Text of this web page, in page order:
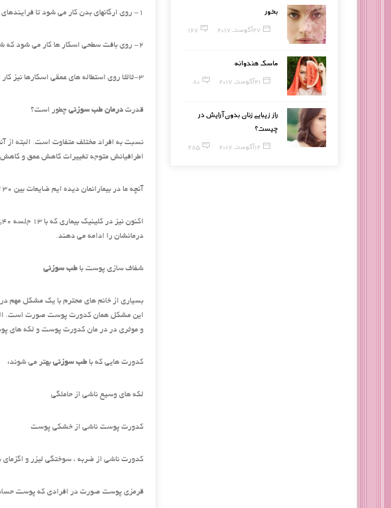
1- روی ارگانهای بدن کار می شود تا فرایندهای ترمیمی پوست در کل بدن فعال شود. به همین علت هم پوست مرطوب می شود.
2- روی بافت سطحی اسکار ها کار می شود که شبیه استفاده از انواع لیزر ، کرم های موضعی ، ساب سیژن و پیلینگ است.
3-ثالثا روی استطاله های عمقی اسکارها نیز کار انجام می شود.
قدرتدرمان طب سوزنی چطور است؟
اطرافیانش متوجه تغییرات کاهش عمق و کاهش
آنچه ما در بیمارانمان دیده ایم ضایعات بین ۳۰ تا ۱۰۰% بهبود یافته اند.
درمانشان را ادامه می دهند.
شفاف سازی پوست باطب سوزنی
بسیاری از خانم های محترم با یک مشکل مهم
این مشکل همان کدورت پوست صورت است.
و موثری در در مان کدورت پوست و لکه های
کدورت هایی که باطب سوزنی بهتر می شوند:
لکه های وسیع ناشی از حاملگی
کدورت پوست ناشی از خشکی پوست
کدورت ناشی از ضربه ، سوختگی لیزر و
قرمزی پوست صورت در افرادی که پوست
بخور
27 آگوست, 2017 167
ماسک هندوانه
21 آگوست, 2017 80
راز زیبایی زنان بدون آرایش در
چیست؟
12 آگوست, 2017 285